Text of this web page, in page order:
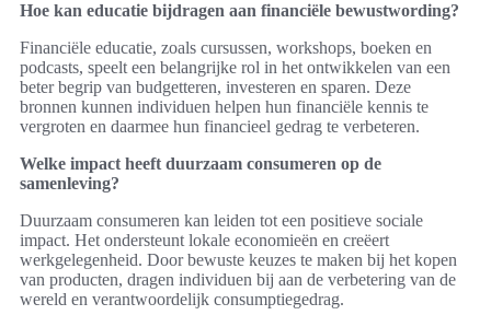
Hoe kan educatie bijdragen aan financiële bewustwording?
Financiële educatie, zoals cursussen, workshops, boeken en
podcasts, speelt een belangrijke rol in het ontwikkelen van een
beter begrip van budgetteren, investeren en sparen. Deze
bronnen kunnen individuen helpen hun financiële kennis te
vergroten en daarmee hun financieel gedrag te verbeteren.
Welke impact heeft duurzaam consumeren op de
samenleving?
Duurzaam consumeren kan leiden tot een positieve sociale
impact. Het ondersteunt lokale economieën en creëert
werkgelegenheid. Door bewuste keuzes te maken bij het kopen
van producten, dragen individuen bij aan de verbetering van de
wereld en verantwoordelijk consumptiegedrag.